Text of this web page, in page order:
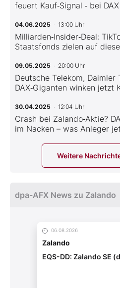
feuert Kauf‑Signal ‑ bei
04.06.2025 · 13:00 Uhr
Milliarden‑Insider‑Deal:
Staatsfonds zielen auf
09.05.2025 · 20:00 Uhr
Deutsche Telekom, Daimler
DAX‑Giganten winken jetzt
30.04.2025 · 12:04 Uhr
Crash bei Zalando‑Aktie?
im Nacken – was Anleger
Weitere
dpa-AFX News zu Zalando
06.08.2026
Zalando
EQS-DD: Zalando SE